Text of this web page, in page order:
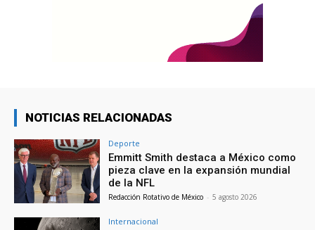
NOTICIAS RELACIONADAS
Deporte
Emmitt Smith destaca a México como
pieza clave en la expansión mundial
de la NFL
Redacción Rotativo de México - 5 agosto 2026
Internacional